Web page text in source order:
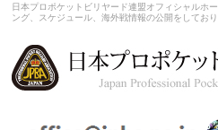
日本プロポケットビリヤード連盟オフィシャルホ
ング、スケジュール、海外戦情報の公開をしており